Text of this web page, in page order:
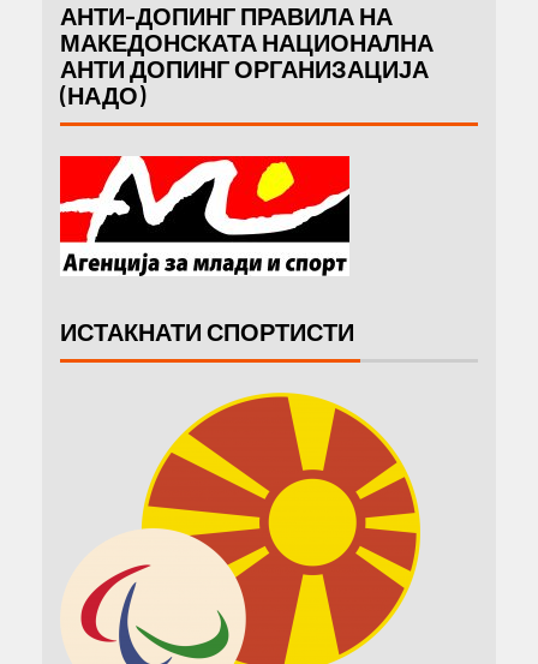
АНТИ-ДОПИНГ ПРАВИЛА НА
МАКЕДОНСКАТА НАЦИОНАЛНА
АНТИ ДОПИНГ ОРГАНИЗАЦИЈА
(НАДО)
ИСТАКНАТИ СПОРТИСТИ